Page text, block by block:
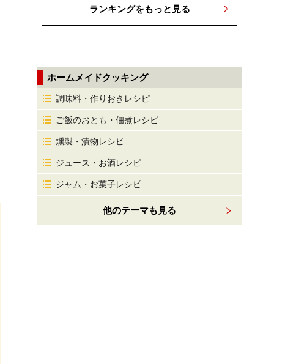
ランキングをもっと見る
ホームメイドクッキング
調味料・作りおきレシピ
ご飯のおとも・佃煮レシピ
燻製・漬物レシピ
ジュース・お酒レシピ
ジャム・お菓子レシピ
他のテーマも見る